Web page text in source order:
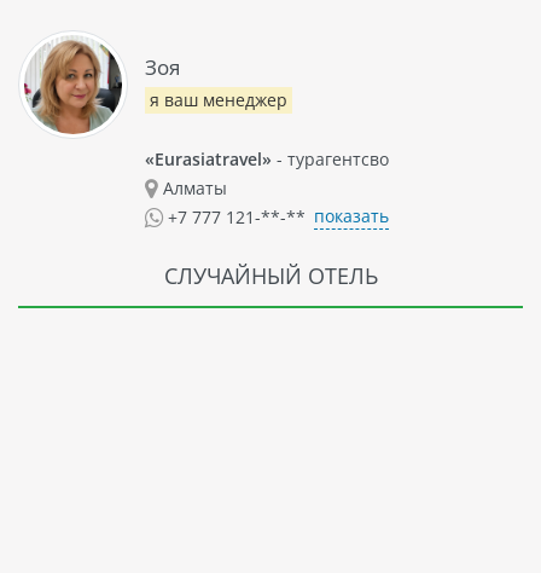
Зоя
я ваш менеджер
«Eurasiatravel» - турагентсво
Алматы
+7 777 121-**-** показать
СЛУЧАЙНЫЙ ОТЕЛЬ